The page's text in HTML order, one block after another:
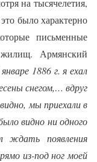
было характерно
письменные
Армянский
1886 г. я ехал
снегом,… вдруг
мы приехали в
видно ни одного
ждать появления
из-под ног моей